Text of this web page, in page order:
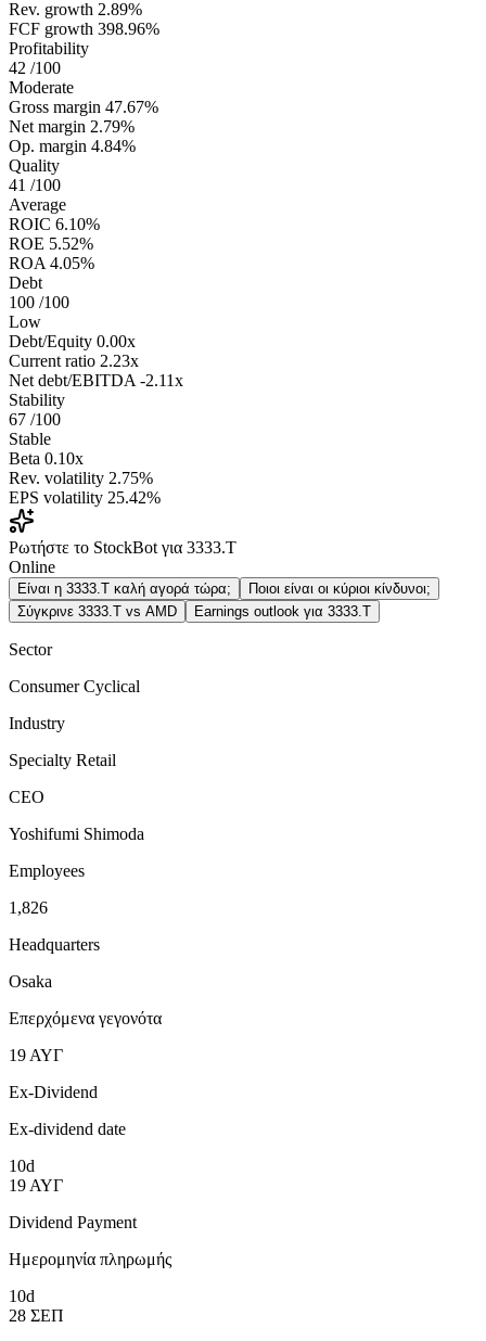
Rev. growth 2.89%
FCF growth 398.96%
Profitability
42 /100
Moderate
Gross margin 47.67%
Net margin 2.79%
Op. margin 4.84%
Quality
41 /100
Average
ROIC 6.10%
ROE 5.52%
ROA 4.05%
Debt
100 /100
Low
Debt/Equity 0.00x
Current ratio 2.23x
Net debt/EBITDA -2.11x
Stability
67 /100
Stable
Beta 0.10x
Rev. volatility 2.75%
EPS volatility 25.42%
Ρωτήστε το StockBot για 3333.T
Online
Είναι η 3333.T καλή αγορά τώρα;
Ποιοι είναι οι κύριοι κίνδυνοι;
Σύγκρινε 3333.T vs AMD
Earnings outlook για 3333.T
Sector
Consumer Cyclical
Industry
Specialty Retail
CEO
Yoshifumi Shimoda
Employees
1,826
Headquarters
Osaka
Επερχόμενα γεγονότα
19 ΑΥΓ
Ex-Dividend
Ex-dividend date
10d
19 ΑΥΓ
Dividend Payment
Ημερομηνία πληρωμής
10d
28 ΣΕΠ